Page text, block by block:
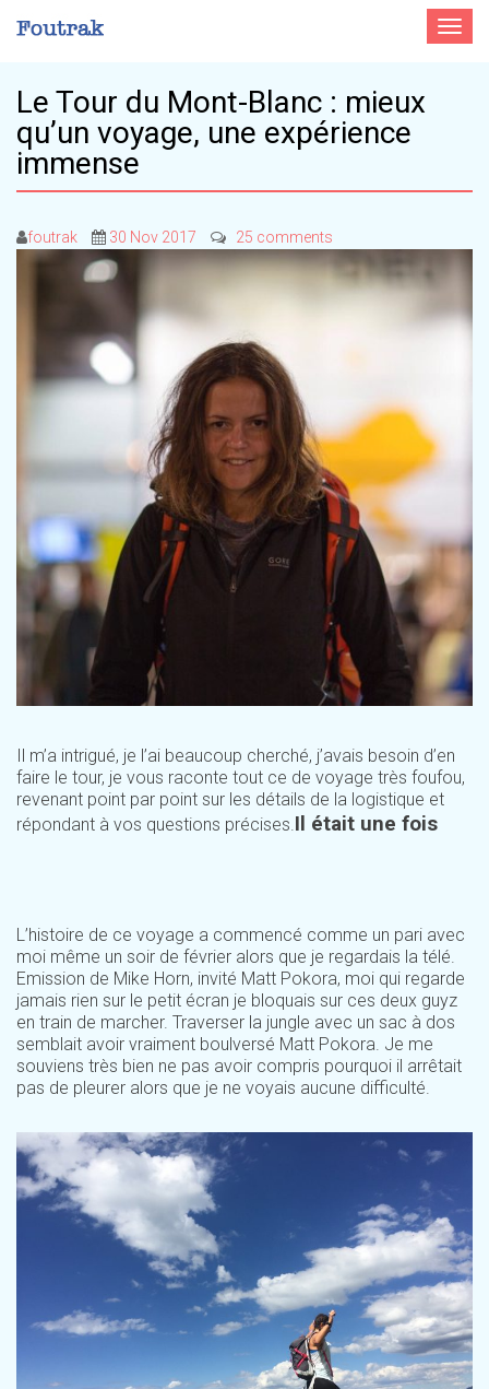
Toggle
Le Tour du Mont-Blanc : mieux
qu’un voyage, une expérience
immense
foutrak 30 Nov 2017 25 comments
Il m’a intrigué, je l’ai beaucoup cherché, j’avais besoin d’en
faire le tour, je vous raconte tout ce de voyage très foufou,
revenant point par point sur les détails de la logistique et
répondant à vos questions précises.Il était une fois
L’histoire de ce voyage a commencé comme un pari avec
moi même un soir de février alors que je regardais la télé.
Emission de Mike Horn, invité Matt Pokora, moi qui regarde
jamais rien sur le petit écran je bloquais sur ces deux guyz
en train de marcher. Traverser la jungle avec un sac à dos
semblait avoir vraiment boulversé Matt Pokora. Je me
souviens très bien ne pas avoir compris pourquoi il arrêtait
pas de pleurer alors que je ne voyais aucune difficulté.